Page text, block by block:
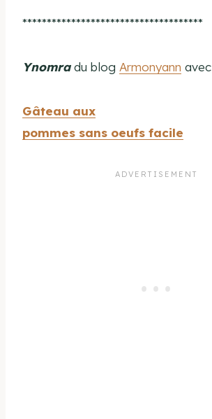
*************************************
Ynomradu blog Armonyann avec
Gâteau aux
pommes sans oeufs facile